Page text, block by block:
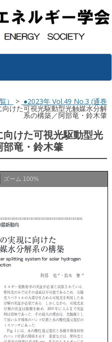
） > ●2023年 Vol.49 No.3 (通巻
けた可視光駆動型光触媒水分解
系の構築／阿部竜・鈴木肇
けた可視光駆動型光
竜・鈴木肇
ズーム 100%